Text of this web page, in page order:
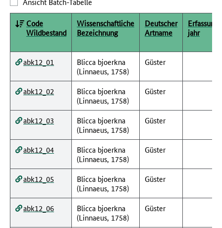
Code
Wildbestand
Wissenschaftliche
Bezeichnung
Deutscher
Artname
jahr
abk12_01
Blicca bjoerkna
(Linnaeus, 1758)
Güster
abk12_02
Blicca bjoerkna
(Linnaeus, 1758)
Güster
abk12_03
Blicca bjoerkna
(Linnaeus, 1758)
Güster
abk12_04
Blicca bjoerkna
(Linnaeus, 1758)
Güster
abk12_05
Blicca bjoerkna
(Linnaeus, 1758)
Güster
abk12_06
Blicca bjoerkna
(Linnaeus, 1758)
Güster